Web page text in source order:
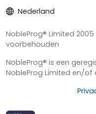
Nederland
NobleProg® Limited
voorbehouden
NobleProg® is een
NobleProg Limited en/of